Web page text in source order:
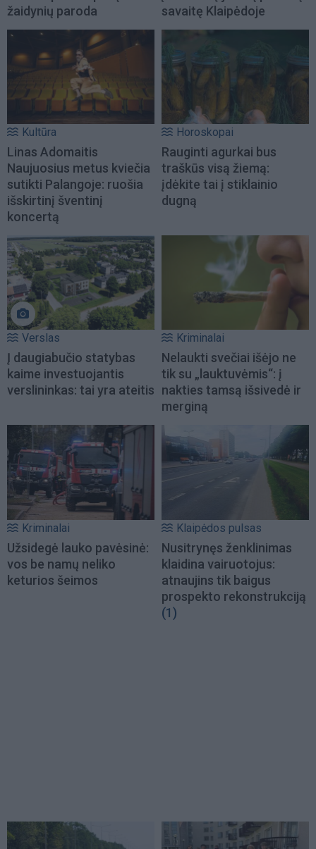
žaidynių paroda
savaitę Klaipėdoje
Kultūra
Linas Adomaitis
Naujuosius metus kviečia
sutikti Palangoje: ruošia
išskirtinį šventinį
koncertą
Horoskopai
Rauginti agurkai bus
traškūs visą žiemą:
įdėkite tai į stiklainio
dugną
Verslas
Į daugiabučio statybas
kaime investuojantis
verslininkas: tai yra ateitis
Kriminalai
Nelaukti svečiai išėjo ne
tik su „lauktuvėmis“: į
nakties tamsą išsivedė ir
merginą
Kriminalai
Užsidegė lauko pavėsinė:
vos be namų neliko
keturios šeimos
Klaipėdos pulsas
Nusitrynęs ženklinimas
klaidina vairuotojus:
atnaujins tik baigus
prospekto rekonstrukciją
(1)